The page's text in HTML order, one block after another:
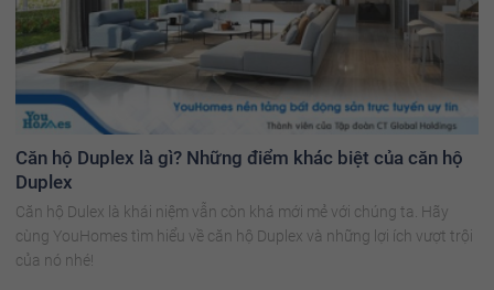
Căn hộ Duplex là gì? Những điểm khác biệt của căn hộ
Duplex
Căn hộ Dulex là khái niệm vẫn còn khá mới mẻ với chúng ta. Hãy
cùng YouHomes tìm hiểu về căn hộ Duplex và những lợi ích vượt trội
của nó nhé!